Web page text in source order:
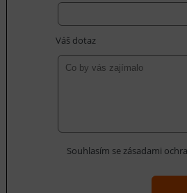
Váš dotaz
Souhlasím se zásadami